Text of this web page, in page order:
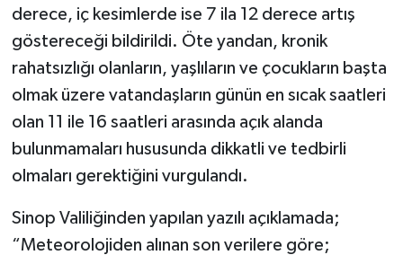
derece, iç kesimlerde ise 7 ila 12 derece artış
göstereceği bildirildi. Öte yandan, kronik
rahatsızlığı olanların, yaşlıların ve çocukların başta
olmak üzere vatandaşların günün en sıcak saatleri
olan 11 ile 16 saatleri arasında açık alanda
bulunmamaları hususunda dikkatli ve tedbirli
olmaları gerektiğini vurgulandı.
Sinop Valiliğinden yapılan yazılı açıklamada;
“Meteorolojiden alınan son verilere göre;